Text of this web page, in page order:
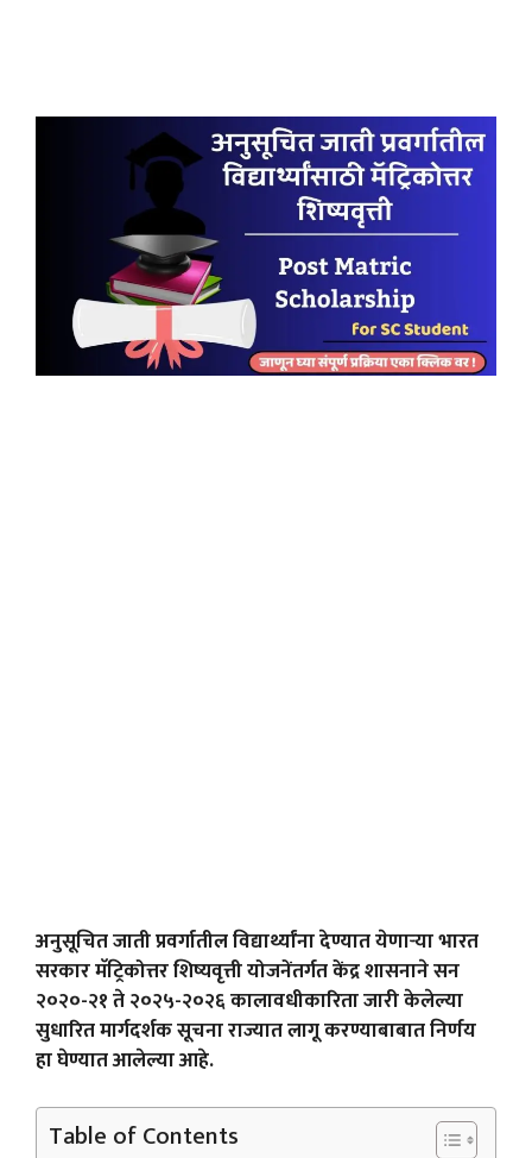
अनुसूचित जाती प्रवर्गातील विद्यार्थ्यांना देण्यात येणाऱ्या भारत
सरकार मॅट्रिकोत्तर शिष्यवृत्ती योजनेंतर्गत केंद्र शासनाने सन
२०२०-२१ ते २०२५-२०२६ कालावधीकारिता जारी केलेल्या
सुधारित मार्गदर्शक सूचना राज्यात लागू करण्याबाबात निर्णय
हा घेण्यात आलेल्या आहे.
Table of Contents